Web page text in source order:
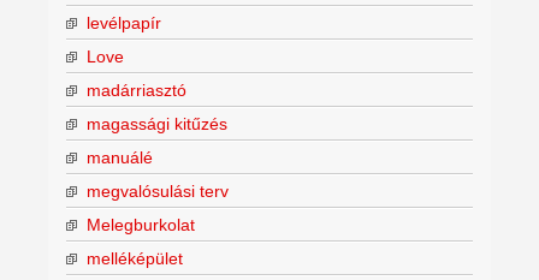
levélpapír
Love
madárriasztó
magassági kitűzés
manuálé
megvalósulási terv
Melegburkolat
melléképület